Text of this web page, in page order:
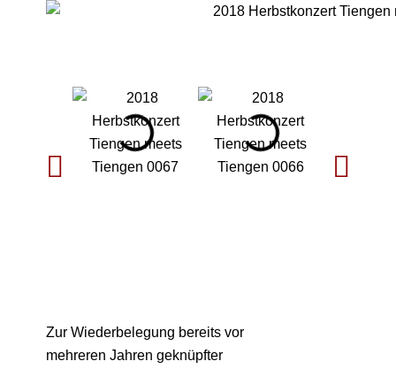
Zur Wiederbelegung bereits vor
mehreren Jahren geknüpfter